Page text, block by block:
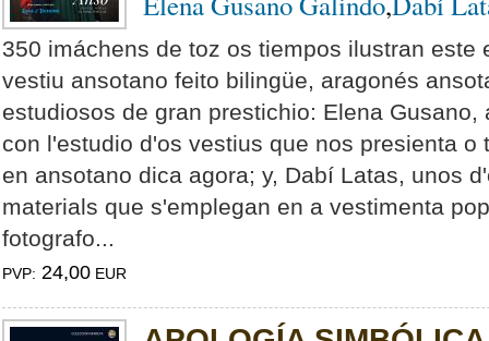
350 imáchens de toz os tiempos ilustran este
vestiu ansotano feito bilingüe, aragonés
estudiosos de gran prestichio: Elena
con l'estudio d'os vestius que nos presienta o
en ansotano dica agora; y, Dabí Latas, unos
materials que s'emplegan en a vestimenta
fotografo...
PVP: 24,00 EUR